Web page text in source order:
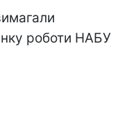
роботи НАБУ